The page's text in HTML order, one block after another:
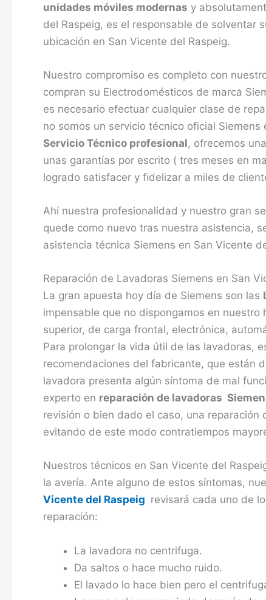
unidades móviles modernas y
del Raspeig, es el responsable de solventar
ubicación en San Vicente del Raspeig.
Nuestro compromiso es completo con
compran su Electrodomésticos de marca
es necesario efectuar cualquier clase de
no somos un servicio técnico oficial
Servicio Técnico profesional, ofrecemos
unas garantías por escrito ( tres meses en
logrado satisfacer y fidelizar a miles de
Ahí nuestra profesionalidad y nuestro gran
quede como nuevo tras nuestra asistencia,
asistencia técnica Siemens en San Vicente
Reparación de Lavadoras Siemens en San
La gran apuesta hoy día de Siemens son las
impensable que no dispongamos en
superior, de carga frontal, electrónica,
Para prolongar la vida útil de las lavadoras,
recomendaciones del fabricante, que están
lavadora presenta algún síntoma de mal
experto en reparación de lavadoras
revisión o bien dado el caso, una
evitando de este modo contratiempos
Nuestros técnicos en San Vicente del
la avería. Ante alguno de estos síntomas,
Vicente del Raspeig revisará cada uno de
reparación:
La lavadora no centrifuga.
Da saltos o hace mucho ruido.
El lavado lo hace bien pero el